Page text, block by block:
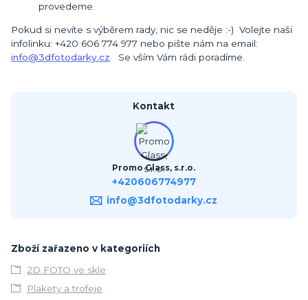
provedeme.
Pokud si nevíte s výběrem rady, nic se neděje :-) Volejte naši
infolinku: +420 606 774 977 nebo pište nám na email:
info@3dfotodarky.cz Se vším Vám rádi poradíme.
Kontakt
Promo Glass, s.r.o.
+420606774977
info@3dfotodarky.cz
Zboží zařazeno v kategoriích
2D FOTO ve skle
Plakety a trofeje